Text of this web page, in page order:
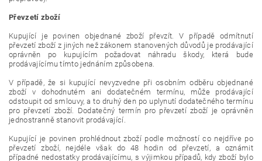
Převzetí zboží
Kupující je povinen objednané zboží převzít. V případě odmítnutí
převzetí zboží z jiných než zákonem stanovených důvodů je prodávající
oprávněn po kupujícím požadovat náhradu škody, která bude
prodávajícímu tímto jednáním způsobena.
V případě, že si kupující nevyzvedne při osobním odběru objednané
zboží v dohodnutém ani dodatečném termínu, může prodávající
odstoupit od smlouvy, a to druhý den po uplynutí dodatečného termínu
pro převzetí zboží. Dodatečný termín pro převzetí zboží je oprávněn
jednostranně stanovit prodávající.
Kupující je povinen prohlédnout zboží podle možností co nejdříve po
převzetí zboží, nejdéle však do 48 hodin od převzetí, a oznámit
případné nedostatky prodávajícímu, s výjimkou případů, kdy zboží bylo